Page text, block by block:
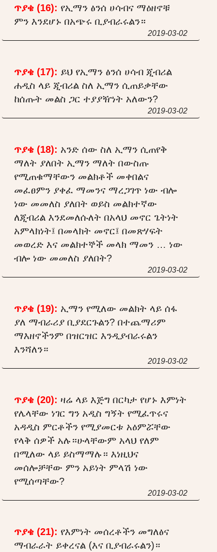
ጥያቄ (16): የኢማን ፅንሰ ሀሳብና ማዕዘኖቹ
ምን እንደሆኑ በአጭሩ ቢያብራሩልን።
2019-03-02
ጥያቄ (17): ይህ የኢማን ፅንሰ ሀሳብ ጂብሪል
ሐዲስ ላይ ጂብሪል ስለ ኢማን ሲጠይቃቸው
ከሰጡት መልስ ጋር ተያያዥነት አለውን?
2019-03-02
ጥያቄ (18): አንድ ሰው ስለ ኢማን ሲጠየቅ
ማለት ያለበት ኢማን ማለት በውስጡ
የሚጠቁማቸውን መልክቶች መቀበልና
መፈፀምን ያቀፈ ማመንና ማረጋገጥ ነው ብሎ
ነው መመለስ ያለበት ወይስ መልክተኛው
ለጂብሪል እንደመለሱለት በአላህ መኖር ጌትነት
አምላክነት፤ በመላክት መኖር፤ በመጽሃፍት
መወረድ እና መልክተኞች መላክ ማመን … ነው
ብሎ ነው መመለስ ያለበት?
2019-03-02
ጥያቄ (19): ኢማን የሚለው መልክት ላይ ሰፋ
ያለ ማብራሪያ ቢያደርጉልን? በተጨማሪም
ማእዘኖችንም በዝርዝር እንዲያብራሩልን
እንሻለን።
2019-03-02
ጥያቄ (20): ዛሬ ላይ እጅግ በርካታ የሆኑ እምነት
የሌላቸው ነገር ግን አዲስ ግኝት የሚፈጥሩና
አዳዲስ ምርቶችን የሚያመርቱ አዕምሯቸው
የላቅ ሰዎች አሉ።ሁላቸውም አላህ የለም
በሚለው ላይ ይስማማሉ። እነዚህና
መሰሎቻቸው ምን አይነት ምላሽ ነው
የሚሰጣቸው?
2019-03-02
ጥያቄ (21): የእምነት መሰረቶችን መግለፅና
ማብራራት ይቀረናል (እና ቢያብራሩልን)።